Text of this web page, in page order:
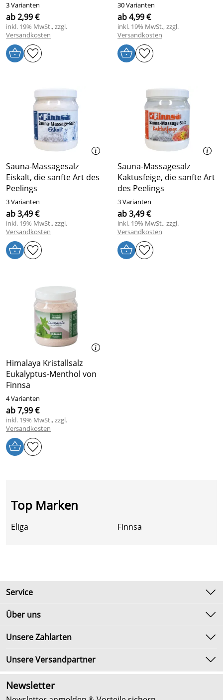
3 Varianten
ab 2,99 €
inkl. 19% MwSt., zzgl.
Versandkosten
30 Varianten
ab 4,99 €
inkl. 19% MwSt., zzgl.
Versandkosten
Sauna-Massagesalz
Eiskalt, die sanfte Art des
Peelings
3 Varianten
ab 3,49 €
inkl. 19% MwSt., zzgl.
Versandkosten
Sauna-Massagesalz
Kaktusfeige, die sanfte Art
des Peelings
3 Varianten
ab 3,49 €
inkl. 19% MwSt., zzgl.
Versandkosten
Himalaya Kristallsalz
Eukalyptus-Menthol von
Finnsa
4 Varianten
ab 7,99 €
inkl. 19% MwSt., zzgl.
Versandkosten
Top Marken
Eliga Finnsa
Service
Kontakt
Umtausch & Rückgabe
Lieferbedingungen
Über uns
Unsere Bestseller
Neu
Angebote
Kundenbewertungen (2.654)
Unsere Zahlarten
Unsere Versandpartner
Newsletter